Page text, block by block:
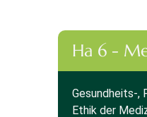
Ha 6 -
Gesundheits-,
Ethik der